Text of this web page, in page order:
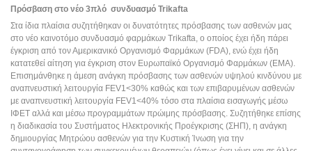
Πρόσβαση στο νέο 3πλό  συνδυασμό Trikafta
Στα ίδια πλαίσια συζητήθηκαν οι δυνατότητες πρόσβασης των ασθενών μας
στο νέο καινοτόμο συνδυασμό φαρμάκων Trikafta, ο οποίος έχει ήδη πάρει
έγκριση από τον Αμερικανικό Οργανισμό Φαρμάκων (FDA), ενώ έχει ήδη
κατατεθεί αίτηση για έγκριση στον Ευρωπαϊκό Οργανισμό Φαρμάκων (ΕΜΑ).
Επισημάνθηκε η άμεση ανάγκη πρόσβασης των ασθενών υψηλού κινδύνου με
αναπνευστική λειτουργία FEV1<30% καθώς και των επιβαρυμένων ασθενών
με αναπνευστική λειτουργία FEV1<40% τόσο στα πλαίσια εισαγωγής μέσω
ΙΦΕΤ αλλά και μέσω προγραμμάτων πρώιμης πρόσβασης. Συζητήθηκε επίσης
η διαδικασία του Συστήματος Ηλεκτρονικής Προέγκρισης (ΣΗΠ), η ανάγκη
δημιουργίας Μητρώου ασθενών για την Κυστική Ίνωση για την